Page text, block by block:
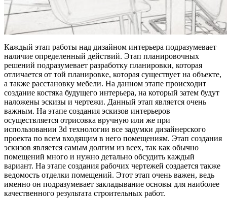
Каждый этап работы над дизайном интерьера подразумевает
наличие определенный действий. Этап планировочных
решений подразумевает разработку планировки, которая
отличается от той планировке, которая существует на объекте,
а также расстановку мебели. На данном этапе происходит
создание костяка будущего интерьера, на который затем будут
наложены эскизы и чертежи. Данный этап является очень
важным. На этапе создания эскизов интерьеров
осуществляется отрисовка вручную или же при
использовании 3d технологии все задумки дизайнерского
проекта по всем входящим в него помещениям. Этап создания
эскизов является самым долгим из всех, так как обычно
помещений много и нужно детально обсудить каждый
вариант. На этапе создания рабочих чертежей создается также
ведомость отделки помещений. Этот этап очень важен, ведь
именно он подразумевает закладывание основы для наиболее
качественного результата строительных работ.